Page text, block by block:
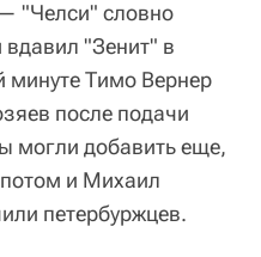
"Челси" словно
"Зенит" в
Тимо Вернер
после подачи
могли добавить еще,
и Михаил
петербуржцев.